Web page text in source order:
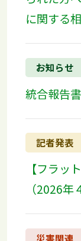
に関する
お知らせ
統合報告
記者発表
【フラッ
（2026年
災害関連